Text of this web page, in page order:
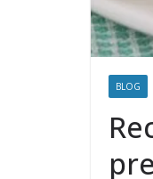
BLOG